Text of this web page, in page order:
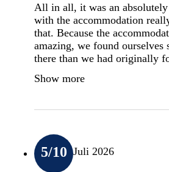
All in all, it was an
with the accommodation
that. Because the
amazing, we found ourselves
there than we had originally
Show more
5/10 Juli 2026